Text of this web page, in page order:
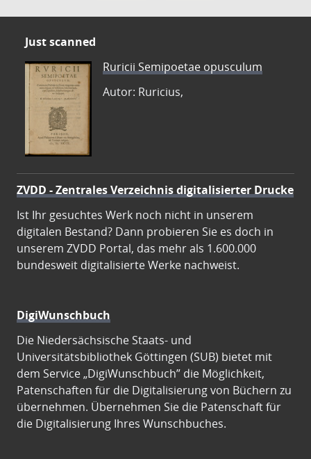
Just scanned
Ruricii Semipoetae opusculum
Autor: Ruricius,
ZVDD - Zentrales Verzeichnis digitalisierter Drucke
Ist Ihr gesuchtes Werk noch nicht in unserem
digitalen Bestand? Dann probieren Sie es doch in
unserem ZVDD Portal, das mehr als 1.600.000
bundesweit digitalisierte Werke nachweist.
DigiWunschbuch
Die Niedersächsische Staats- und
Universitätsbibliothek Göttingen (SUB) bietet mit
dem Service „DigiWunschbuch” die Möglichkeit,
Patenschaften für die Digitalisierung von Büchern zu
übernehmen. Übernehmen Sie die Patenschaft für
die Digitalisierung Ihres Wunschbuches.